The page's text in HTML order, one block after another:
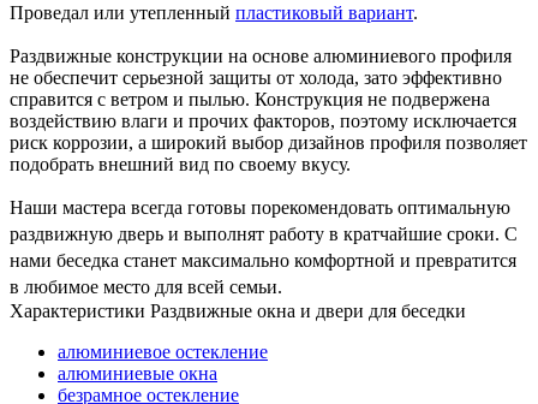
Проведал или утепленный пластиковый вариант.
Раздвижные конструкции на основе алюминиевого профиля
не обеспечит серьезной защиты от холода, зато эффективно
справится с ветром и пылью. Конструкция не подвержена
воздействию влаги и прочих факторов, поэтому исключается
риск коррозии, а широкий выбор дизайнов профиля позволяет
подобрать внешний вид по своему вкусу.
Наши мастера всегда готовы порекомендовать оптимальную
раздвижную дверь и выполнят работу в кратчайшие сроки. С
нами беседка станет максимально комфортной и превратится
в любимое место для всей семьи.
Характеристики Раздвижные окна и двери для беседки
алюминиевое остекление
алюминиевые окна
безрамное остекление